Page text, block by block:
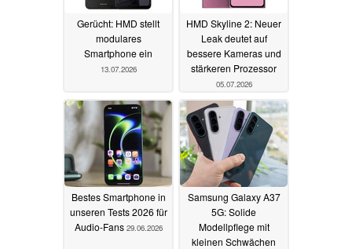
Gerücht: HMD stellt
modulares
Smartphone ein
13.07.2026
HMD Skyline 2: Neuer
Leak deutet auf
bessere Kameras und
stärkeren Prozessor
05.07.2026
Bestes Smartphone in
unseren Tests 2026 für
Audio-Fans 29.06.2026
Samsung Galaxy A37
5G: Solide
Modellpflege mit
kleinen Schwächen